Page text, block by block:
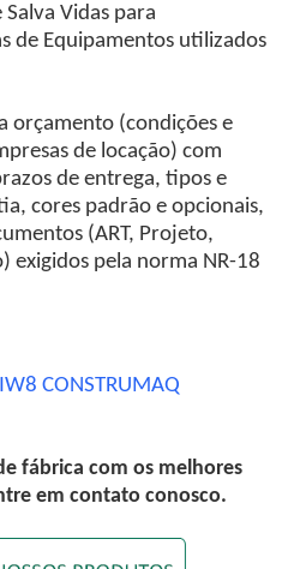
Vidas para
de Equipamentos utilizados
orçamento (condições e
de locação) com
de entrega, tipos e
cores padrão e opcionais,
(ART, Projeto,
exigidos pela norma NR-18
CONSTRUMAQ
fábrica com os melhores
em contato conosco.